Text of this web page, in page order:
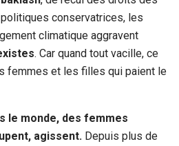
conservatrices, les
climatique aggravent
. Car quand tout vacille, ce
femmes et les filles qui paient le
le monde, des femmes
agissent. Depuis plus de